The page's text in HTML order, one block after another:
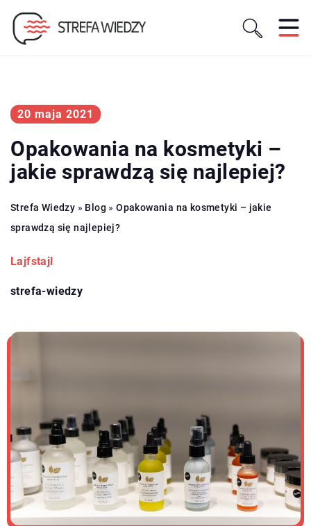
20 maja 2021
Opakowania na kosmetyki –
jakie sprawdzą się najlepiej?
Strefa Wiedzy » Blog »Opakowania na kosmetyki – jakie
sprawdzą się najlepiej?
Lajfstajl
strefa-wiedzy